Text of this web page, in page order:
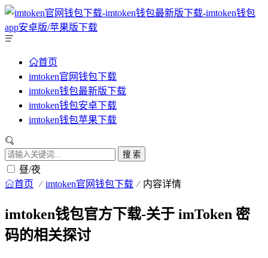
首页
imtoken官网钱包下载
imtoken钱包最新版下载
imtoken钱包安卓下载
imtoken钱包苹果下载
搜 索
昼/夜
首页 imtoken官网钱包下载 内容详情
imtoken钱包官方下载-关于 imToken 密
码的相关探讨